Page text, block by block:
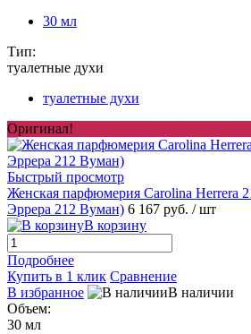
30 мл
Тип:
туалетные духи
туалетные духи
Оригинал!
Быстрый просмотр
Женская парфюмерия Carolina Herrera
Эррера 212 Вуман) 6 167 руб. / шт
В корзину
Подробнее
Купить в 1 клик Сравнение
В избранное
В наличии
Объем:
30 мл